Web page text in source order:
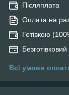
Післяплата
Оплата на
Готівкою
Всі умови